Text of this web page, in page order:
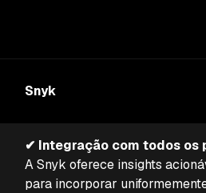
Snyk
✔ Integração com todos os
A Snyk oferece insights
para incorporar